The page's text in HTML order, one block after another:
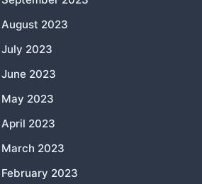
August 2023
July 2023
June 2023
May 2023
April 2023
March 2023
February 2023